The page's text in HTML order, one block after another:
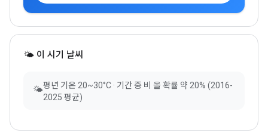
🌤 이 시기 날씨
🌤평년 기온 20~30°C · 기간 중 비 올 확률 약 20% (2016-
2025 평균)